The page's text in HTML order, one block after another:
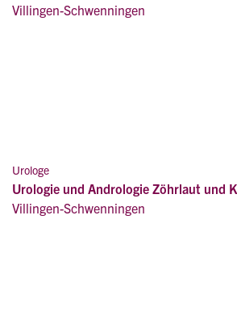
Villingen-Schwenningen
Urologe
Urologie und Andrologie Zöhrlaut und
Villingen-Schwenningen